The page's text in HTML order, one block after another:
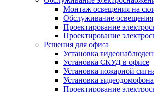
Монтаж освещения на
Обслуживание освещения
Проектирование
Проектирование
Решения для офиса
Установка
Установка СКУД в офисе
Установка пожарной
Установка
Проектирование